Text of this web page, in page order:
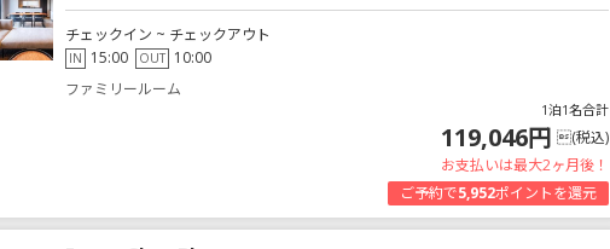
チェックイン ~ チェックアウト
IN 15:00 OUT 10:00
ファミリールーム
1泊1名合計
119,046円 (税込)
お支払いは最大2ヶ月後！
ご予約で5,952ポイントを還元